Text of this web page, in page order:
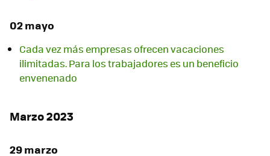
02 mayo
Cada vez más empresas ofrecen vacaciones
ilimitadas. Para los trabajadores es un beneficio
envenenado
Marzo 2023
29 marzo